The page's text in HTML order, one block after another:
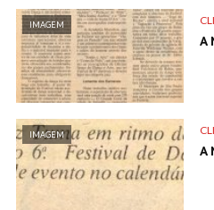
IMAGEM
A
IMAGEM
A